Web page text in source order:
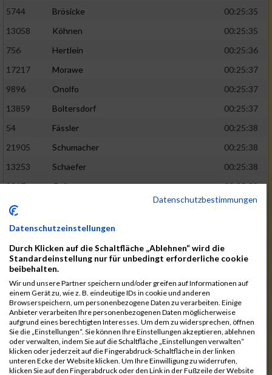
5744
Brösicke
00:25:35
13058
Köhnen
00:25:35
756
Hertlein
00:25:36
17217
Morawe
00:25:37
9896
Onolfo
00:25:37
13859
Boltersdorf
00:25:37
54
Fässler
00:25:38
21905
Schumacher
00:25:38
13253
Schaefer
00:25:38
2317
Golbar
00:25:38
5561
00:25:38
12006
Laudien
9273
Nicotra
7717
Lades
00:25:38
15581
Adamczak
00:25:38
3162
Heilig
00:25:39
3107
Schork
00:25:40
5888
Regneri
00:25:41
8971
Bien 00:25:42
Datenschutzbestimmungen
Datenschutzeinstellungen
Durch Klicken auf die Schaltfläche „Ablehnen“ wird die
Standardeinstellung nur für unbedingt erforderliche cookie
beibehalten.
Wir und unsere Partner speichern und/oder greifen auf Informationen auf
einem Gerät zu, wie z. B. eindeutige IDs in cookie und anderen
Browserspeichern, um personenbezogene Daten zu verarbeiten. Einige
Anbieter verarbeiten Ihre personenbezogenen Daten möglicherweise
aufgrund eines berechtigten Interesses. Um dem zu widersprechen, öffnen
Sie die „Einstellungen“. Sie können Ihre Einstellungen akzeptieren, ablehnen
oder verwalten, indem Sie auf die Schaltfläche „Einstellungen verwalten“
klicken oder jederzeit auf die Fingerabdruck-Schaltfläche in der linken
unteren Ecke der Website klicken. Um Ihre Einwilligung zu widerrufen,
klicken Sie auf den Fingerabdruck oder den Link in der Fußzeile der Website